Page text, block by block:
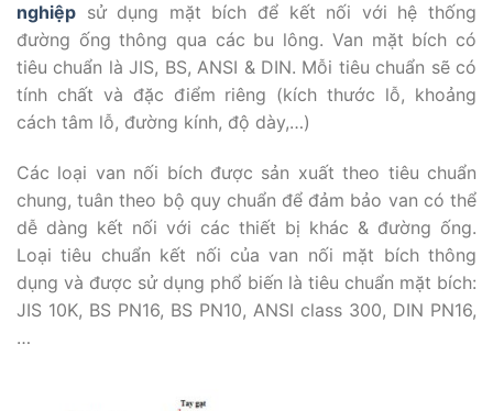
nghiệp sử dụng mặt bích để kết nối với hệ thống
đường ống thông qua các bu lông. Van mặt bích có
tiêu chuẩn là JIS, BS, ANSI & DIN. Mỗi tiêu chuẩn sẽ có
tính chất và đặc điểm riêng (kích thước lỗ, khoảng
cách tâm lỗ, đường kính, độ dày,…)
Các loại van nối bích được sản xuất theo tiêu chuẩn
chung, tuân theo bộ quy chuẩn để đảm bảo van có thể
dễ dàng kết nối với các thiết bị khác & đường ống.
Loại tiêu chuẩn kết nối của van nối mặt bích thông
dụng và được sử dụng phổ biến là tiêu chuẩn mặt bích:
JIS 10K, BS PN16, BS PN10, ANSI class 300, DIN PN16,
…